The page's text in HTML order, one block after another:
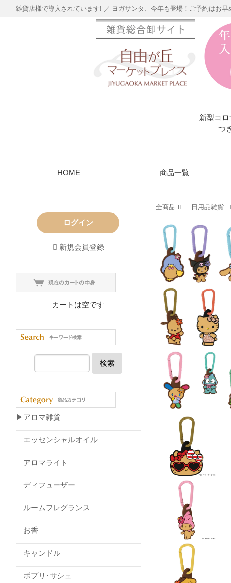
雑貨店様で導入されています! ／ ヨガサンタ、今年も登場！ご予約はお早
新型コロ
つ
HOME 商品一覧
全商品 日用品雑貨
ログイン
新規会員登録
カートは空です
検索
▶アロマ雑貨
エッセンシャルオイル
アロマライト
ディフューザー
ルームフレグランス
お香
キャンドル
ポプリ･サシェ